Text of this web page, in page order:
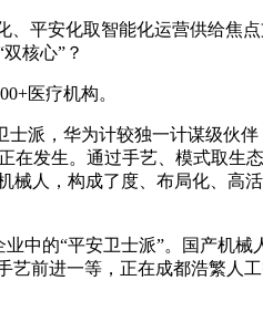
平安化取智能化运营供给焦
核心”？
医疗机构。
派，华为计较独一计谋级伙
发生。通过手艺、模式取生
人，构成了度、布局化、高
的“平安卫士派”。国产机械
前进一等，正在成都浩繁人